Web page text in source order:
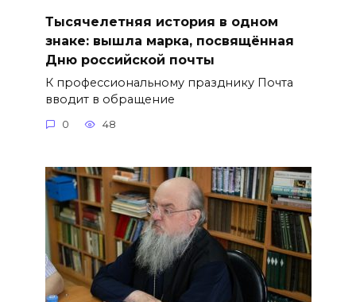
Тысячелетняя история в одном
знаке: вышла марка, посвящённая
Дню российской почты
К профессиональному празднику Почта
вводит в обращение
0 48